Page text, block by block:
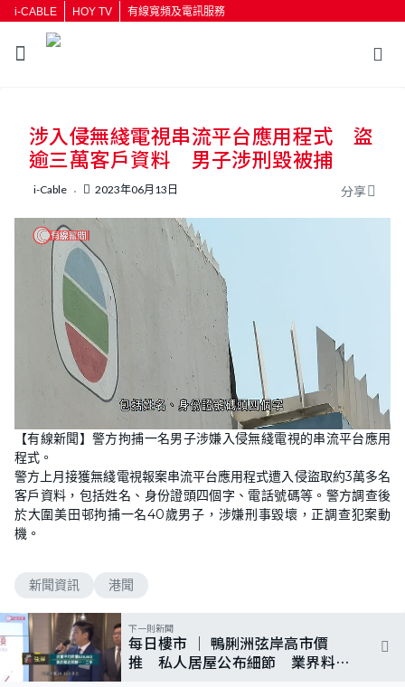
i-CABLE HOY TV 有線寬頻及電訊服務
涉入侵無綫電視串流平台應用程式 盜
逾三萬客戶資料 男子涉刑毀被捕
i-Cable 2023年06月13日 分享
n
m
e
o
a
d
:
1
0
0
【有線新聞】警方拘捕一名男子涉嫌入侵無綫電視的串流平台應用
程式。
警方上月接獲無綫電視報案串流平台應用程式遭入侵盜取約3萬多名
客戶資料，包括姓名、身份證頭四個字、電話號碼等。警方調查後
於大圍美田邨拘捕一名40歲男子，涉嫌刑事毀壞，正調查犯案動
機。
新聞資訊 港聞
下一則新聞
每日樓市 │ 鴨脷洲弦岸高市價
推 私人居屋公布細節 業界料誘